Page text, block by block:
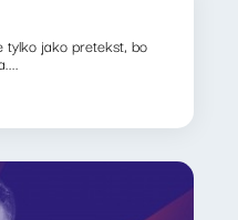
jako pretekst, bo